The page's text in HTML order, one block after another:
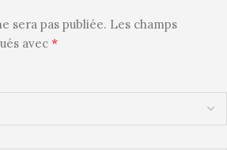
sera pas publiée. Les champs
avec *